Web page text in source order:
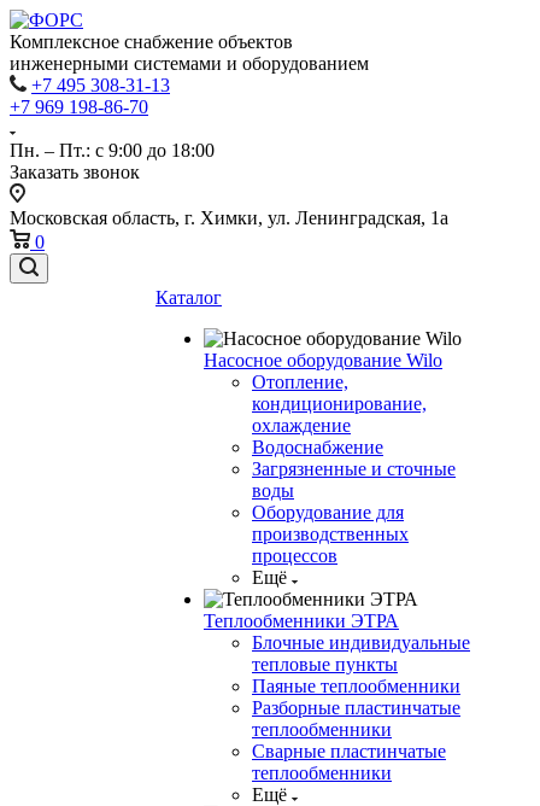
Комплексное снабжение объектов
инженерными системами и оборудованием
+7 495 308-31-13
+7 969 198-86-70
Пн. – Пт.: с 9:00 до 18:00
Заказать звонок
Московская область, г. Химки, ул. Ленинградская, 1а
0
Каталог
Насосное оборудование Wilo
Отопление,
кондиционирование,
охлаждение
Водоснабжение
Загрязненные и сточные
воды
Оборудование для
производственных
процессов
Ещё
Теплообменники ЭТРА
Блочные индивидуальные
тепловые пункты
Паяные теплообменники
Разборные пластинчатые
теплообменники
Сварные пластинчатые
теплообменники
Ещё